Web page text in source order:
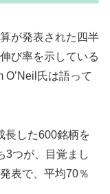
が発表された四半
び率を示している
氏は語って
長した600銘柄を
3つが、目覚まし
表で、平均70％